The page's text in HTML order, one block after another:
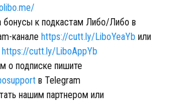
бонусы к подкастам Либо/Либо в
канале https://cutt.ly/LiboYeaYb или
https://cutt.ly/LiboAppYb
о подписке пишите
в Telegram
нашим партнером или